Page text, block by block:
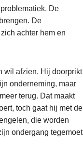
De
De
achter hem en
wil afzien. Hij doorprikt
onderneming, maar
terug. Dat maakt
toch gaat hij met de
die worden
ondergang tegemoet